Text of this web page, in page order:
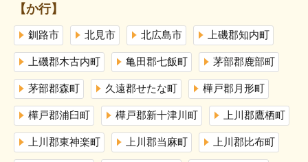
【か行】
釧路市 北見市 北広島市 上磯郡知内町
上磯郡木古内町 亀田郡七飯町 茅部郡鹿部町
茅部郡森町 久遠郡せたな町 樺戸郡月形町
樺戸郡浦臼町 樺戸郡新十津川町 上川郡鷹栖町
上川郡東神楽町 上川郡当麻町 上川郡比布町